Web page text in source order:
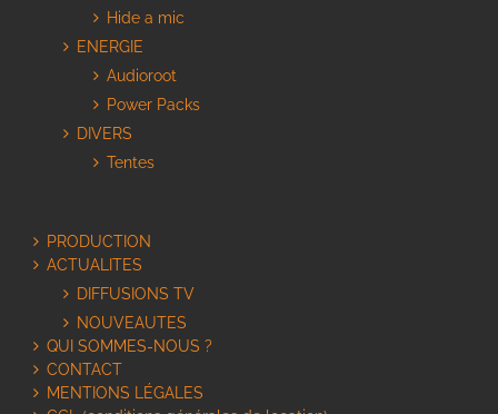
Hide a mic
ENERGIE
Audioroot
Power Packs
DIVERS
Tentes
PRODUCTION
ACTUALITES
DIFFUSIONS TV
NOUVEAUTES
QUI SOMMES-NOUS ?
CONTACT
MENTIONS LÉGALES